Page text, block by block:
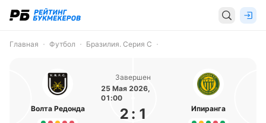
Главная Футбол Бразилия. Серия С
Волта Редонда
Завершен
25 Мая 2026,
01:00
2 : 1 Ипиранга